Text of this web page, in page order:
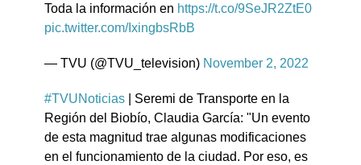
Toda la información en https://t.co/9SeJR2ZtE0
pic.twitter.com/IxingbsRbB
— TVU (@TVU_television) November 2, 2022
#TVUNoticias | Seremi de Transporte en la
Región del Biobío, Claudia García: "Un evento
de esta magnitud trae algunas modificaciones
en el funcionamiento de la ciudad. Por eso, es